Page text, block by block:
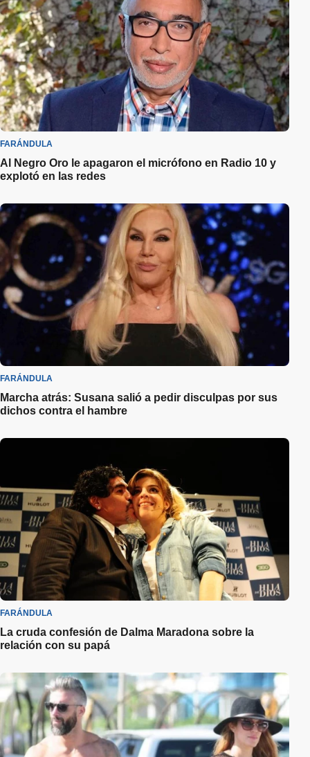
FARÁNDULA
Al Negro Oro le apagaron el micrófono en Radio 10 y
explotó en las redes
FARÁNDULA
Marcha atrás: Susana salió a pedir disculpas por sus
dichos contra el hambre
FARÁNDULA
La cruda confesión de Dalma Maradona sobre la
relación con su papá